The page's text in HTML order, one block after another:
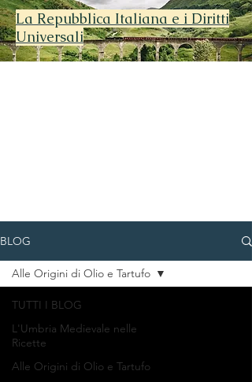
La Repubblica Italiana e i Diritti
Universali
BLOG
TUTTI I BLOG
L'Umbria Medievale nelle
Ricette
Alle Origini di Olio e Tartufo
Alle Origini di Olio e Tartufo